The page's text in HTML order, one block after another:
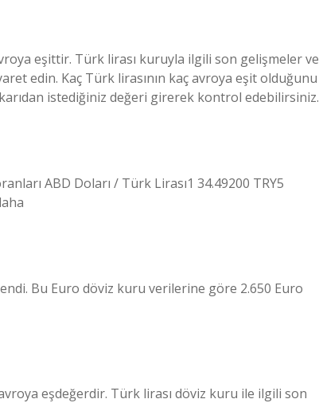
eşittir. Türk lirası kuruyla ilgili son gelişmeler ve
edin. Kaç Türk lirasının kaç avroya eşit olduğunu
istediğiniz değeri girerek kontrol edebilirsiniz.
ABD Doları / Türk Lirası1 34.49200 TRY5
Bu Euro döviz kuru verilerine göre 2.650 Euro
eşdeğerdir. Türk lirası döviz kuru ile ilgili son